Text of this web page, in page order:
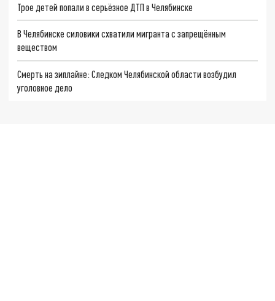
Трое детей попали в серьёзное ДТП в Челябинске
В Челябинске силовики схватили мигранта с запрещённым
веществом
Смерть на зиплайне: Следком Челябинской области возбудил
уголовное дело